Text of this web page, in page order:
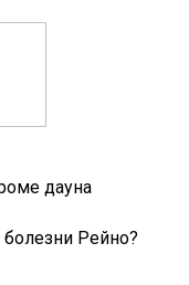
дауна
Рейно?